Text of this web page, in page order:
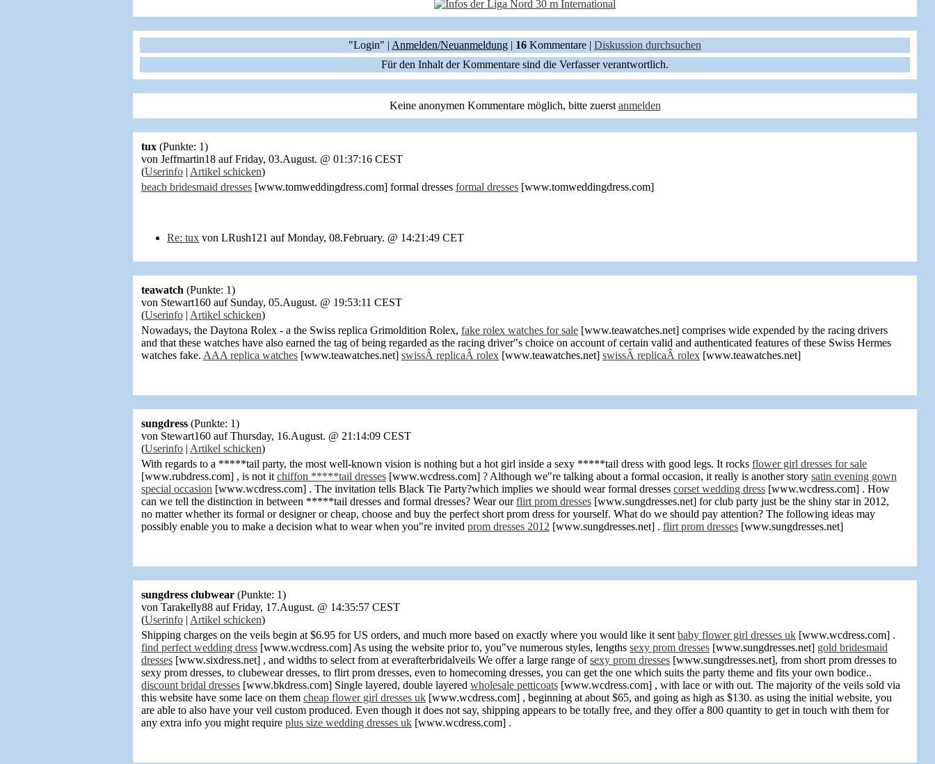
"Login" | Anmelden/Neuanmeldung | 16 Kommentare | Diskussion durchsuchen
Für den Inhalt der Kommentare sind die Verfasser verantwortlich.
Keine anonymen Kommentare möglich, bitte zuerst anmelden
tux (Punkte: 1)
von Jeffmartin18 auf Friday, 03.August. @ 01:37:16 CEST
(Userinfo | Artikel schicken)
beach bridesmaid dresses [www.tomweddingdress.com] formal dresses formal dresses [www.tomweddingdress.com]
Re: tux von LRush121 auf Monday, 08.February. @ 14:21:49 CET
teawatch (Punkte: 1)
von Stewart160 auf Sunday, 05.August. @ 19:53:11 CEST
(Userinfo | Artikel schicken)
Nowadays, the Daytona Rolex - a the Swiss replica Grimoldition Rolex, fake rolex watches for sale [www.teawatches.net] comprises wide expended by the racing drivers
and that these watches have also earned the tag of being regarded as the racing driver"s choice on account of certain valid and authenticated features of these Swiss Hermes
watches fake. AAA replica watches [www.teawatches.net] swissÂ replicaÂ rolex [www.teawatches.net] swissÂ replicaÂ rolex [www.teawatches.net]
sungdress (Punkte: 1)
von Stewart160 auf Thursday, 16.August. @ 21:14:09 CEST
(Userinfo | Artikel schicken)
With regards to a *****tail party, the most well-known vision is nothing but a hot girl inside a sexy *****tail dress with good legs. It rocks flower girl dresses for sale
[www.rubdress.com] , is not it chiffon *****tail dresses [www.wcdress.com] ? Although we"re talking about a formal occasion, it really is another story satin evening gown
special occasion [www.wcdress.com] . The invitation tells Black Tie Party?which implies we should wear formal dresses corset wedding dress [www.wcdress.com] . How
can we tell the distinction in between *****tail dresses and formal dresses? Wear ourflirt prom dresses [www.sungdresses.net] for club party just be the shiny star in 2012,
no matter whether its formal or designer or cheap, choose and buy the perfect short prom dress for yourself. What do we should pay attention? The following ideas may
possibly enable you to make a decision what to wear when you"re invited prom dresses 2012 [www.sungdresses.net] . flirt prom dresses [www.sungdresses.net]
sungdress clubwear (Punkte: 1)
von Tarakelly88 auf Friday, 17.August. @ 14:35:57 CEST
(Userinfo | Artikel schicken)
Shipping charges on the veils begin at $6.95 for US orders, and much more based on exactly where you would like it sent baby flower girl dresses uk [www.wcdress.com] .
find perfect wedding dress [www.wcdress.com] As using the website prior to, you"ve numerous styles, lengths sexy prom dresses [www.sungdresses.net] gold bridesmaid
dresses [www.sixdress.net] , and widths to select from at everafterbridalveils We offer a large range ofsexy prom dresses [www.sungdresses.net], from short prom dresses to
sexy prom dresses, to clubewear dresses, to flirt prom dresses, even to homecoming dresses, you can get the one which suits the party theme and fits your own bodice..
discount bridal dresses [www.bkdress.com] Single layered, double layered wholesale petticoats [www.wcdress.com] , with lace or with out. The majority of the veils sold via
this website have some lace on them cheap flower girl dresses uk [www.wcdress.com] , beginning at about $65, and going as high as $130. as using the initial website, you
are able to also have your veil custom produced. Even though it does not say, shipping appears to be totally free, and they offer a 800 quantity to get in touch with them for
any extra info you might require plus size wedding dresses uk [www.wcdress.com] .